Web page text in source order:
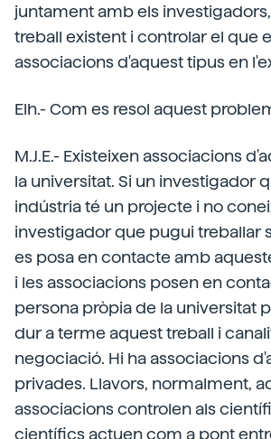
juntament amb els
treball existent i controlar el que
associacions d'aquest tipus en
Elh.- Com es resol aquest
M.J.E.- Existeixen associacions
la universitat. Si un investigador
indústria té un projecte i no
investigador que pugui treballar
es posa en contacte amb
i les associacions posen en
persona pròpia de la universitat
dur a terme aquest treball i
negociació. Hi ha associacions
privades. Llavors, normalment,
associacions controlen als
científics actuen com a pont